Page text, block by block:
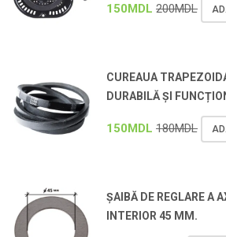
150MDL 200MDL
CUREAUA
DURABILĂ ȘI
150MDL 180MDL
ȘAIBĂ DE REGLARE A
INTERIOR 45 MM.